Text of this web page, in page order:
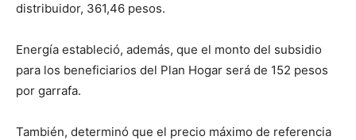
distribuidor, 361,46 pesos.
Energía estableció, además, que el monto del subsidio
para los beneficiarios del Plan Hogar será de 152 pesos
por garrafa.
También, determinó que el precio máximo de referencia